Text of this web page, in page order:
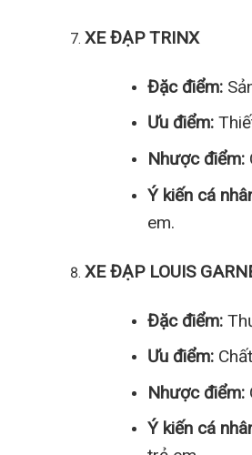
XE ĐẠP TRINX
Đặc điểm:
Ưu điểm:
Nhược điểm:
Ý kiến cá
em.
XE ĐẠP LOUIS
Đặc điểm:
Ưu điểm:
Nhược điểm:
Ý kiến cá